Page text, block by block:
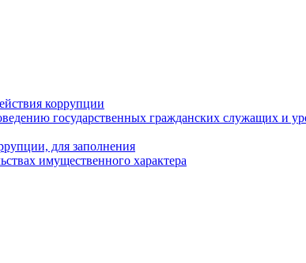
коррупции
государственных гражданских служащих и
для заполнения
имущественного характера